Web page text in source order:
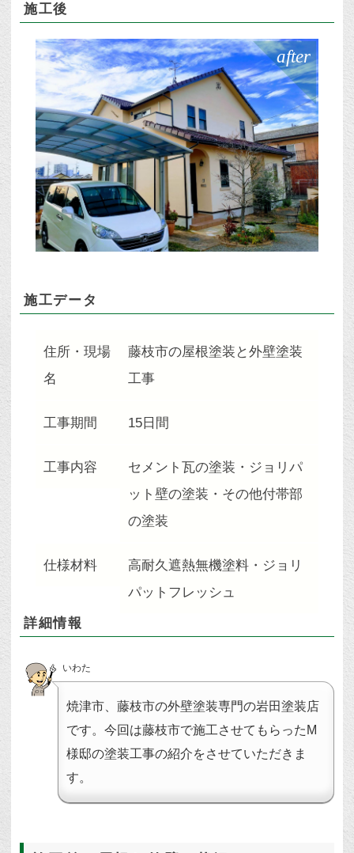
施工後
after
施工データ
住所・現場
名
藤枝市の屋根塗装と外壁塗装
工事
工事期間 15日間
工事内容
セメント瓦の塗装・ジョリパ
ット壁の塗装・その他付帯部
の塗装
仕様材料
高耐久遮熱無機塗料・ジョリ
パットフレッシュ
詳細情報
いわた
焼津市、藤枝市の外壁塗装専門の岩田塗装店
です。今回は藤枝市で施工させてもらったM
様邸の塗装工事の紹介をさせていただきま
す。